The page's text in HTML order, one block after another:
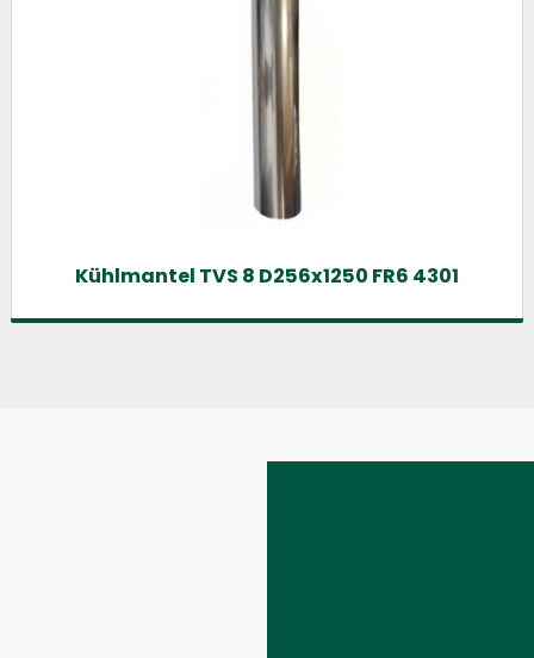
Kühlmantel TVS 8 D256x1250 FR6 4301